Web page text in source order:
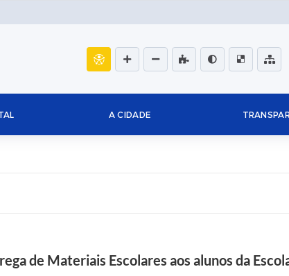
A CIDADE
de Materiais Escolares aos alunos da